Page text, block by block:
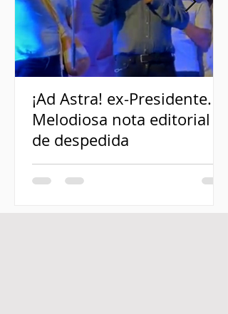
¡Ad Astra! ex-Presidente.
Melodiosa nota editorial
de despedida